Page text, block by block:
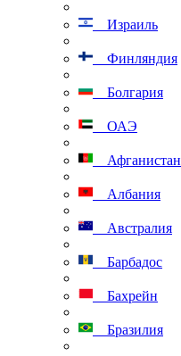
Израиль
Финляндия
Болгария
ОАЭ
Афганистан
Албания
Австралия
Барбадос
Бахрейн
Бразилия